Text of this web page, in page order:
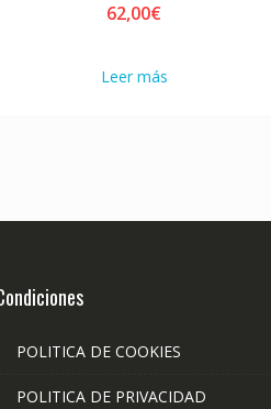
62,00€
Leer más
POLITICA DE COOKIES
POLITICA DE PRIVACIDAD